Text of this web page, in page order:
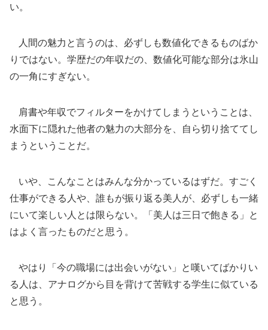
い。
人間の魅力と言うのは、必ずしも数値化できるものばか
りではない。学歴だの年収だの、数値化可能な部分は氷山
の一角にすぎない。
肩書や年収でフィルターをかけてしまうということは、
水面下に隠れた他者の魅力の大部分を、自ら切り捨ててし
まうということだ。
いや、こんなことはみんな分かっているはずだ。すごく
仕事ができる人や、誰もが振り返る美人が、必ずしも一緒
にいて楽しい人とは限らない。「美人は三日で飽きる」と
はよく言ったものだと思う。
やはり「今の職場には出会いがない」と嘆いてばかりい
る人は、アナログから目を背けて苦戦する学生に似ている
と思う。